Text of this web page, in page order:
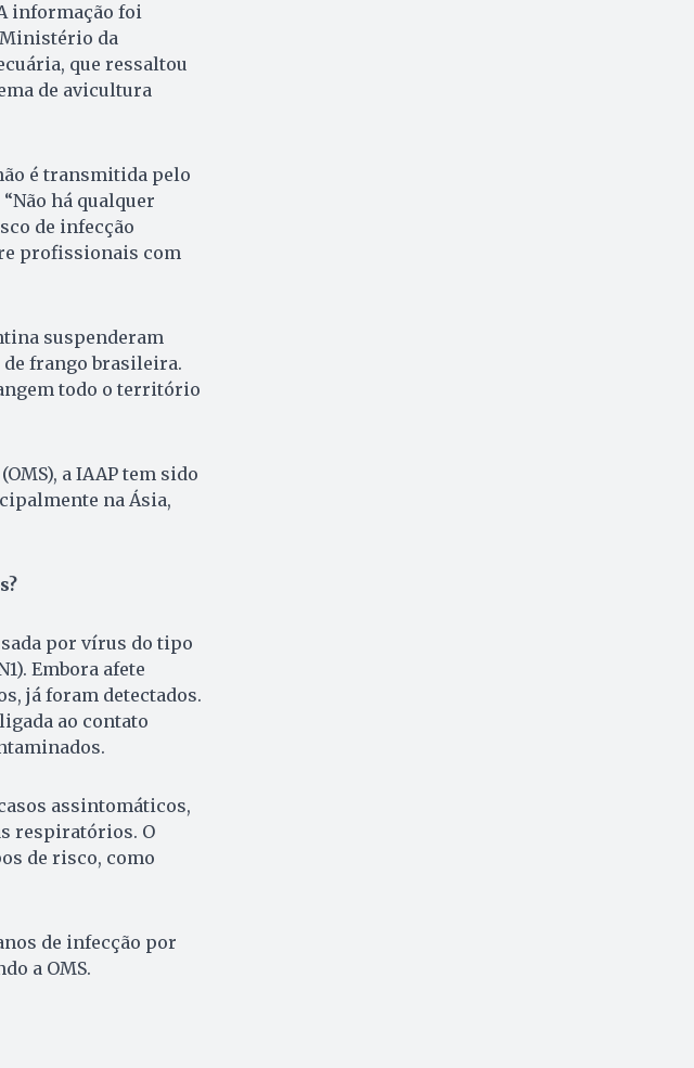
informação foi
da
que ressaltou
de avicultura
é transmitida pelo
há qualquer
de infecção
profissionais com
suspenderam
frango brasileira.
todo o território
a IAAP tem sido
na Ásia,
por vírus do tipo
Embora afete
já foram detectados.
ao contato
assintomáticos,
respiratórios. O
de risco, como
de infecção por
a OMS.